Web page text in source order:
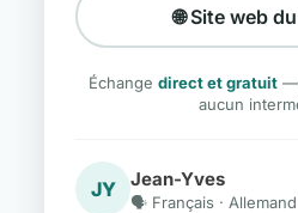
🌐 Site web
Échange direct et gratuit —
aucun
JY Jean-Yves
🗣️ Français · Allemand